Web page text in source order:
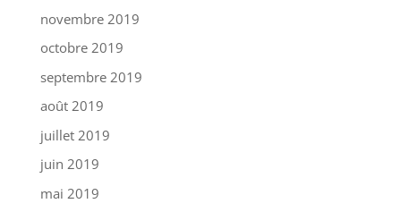
novembre 2019
octobre 2019
septembre 2019
août 2019
juillet 2019
juin 2019
mai 2019